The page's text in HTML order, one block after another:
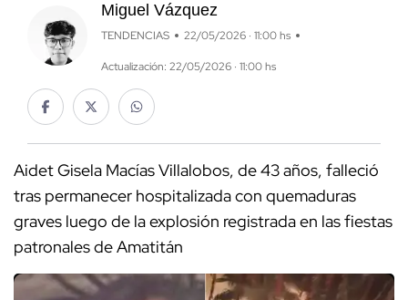
Miguel Vázquez
TENDENCIAS 22/05/2026 · 11:00 hs
Actualización: 22/05/2026 · 11:00 hs
Aidet Gisela Macías Villalobos, de 43 años, falleció
tras permanecer hospitalizada con quemaduras
graves luego de la explosión registrada en las fiestas
patronales de Amatitán